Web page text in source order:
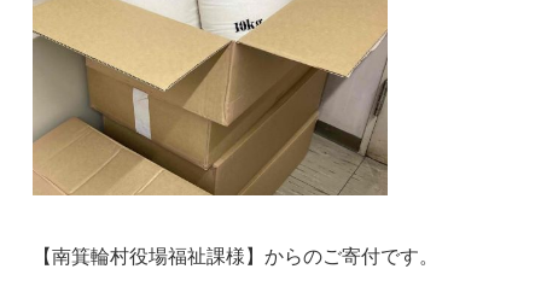
【南箕輪村役場福祉課様】からのご寄付です。